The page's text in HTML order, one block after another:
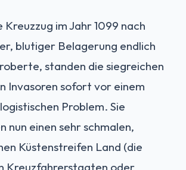
Kreuzzug im Jahr 1099 nach
blutiger Belagerung endlich
standen die siegreichen
Invasoren sofort vor einem
Problem. Sie
nun einen sehr schmalen,
Küstenstreifen Land (die
Kreuzfahrerstaaten oder